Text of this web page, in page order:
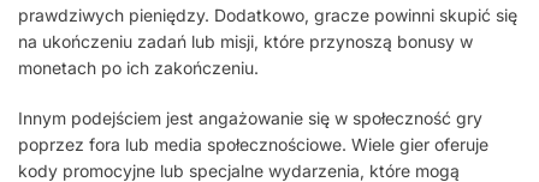
prawdziwych pieniędzy. Dodatkowo, gracze powinni skupić się
na ukończeniu zadań lub misji, które przynoszą bonusy w
monetach po ich zakończeniu.
Innym podejściem jest angażowanie się w społeczność gry
poprzez fora lub media społecznościowe. Wiele gier oferuje
kody promocyjne lub specjalne wydarzenia, które mogą